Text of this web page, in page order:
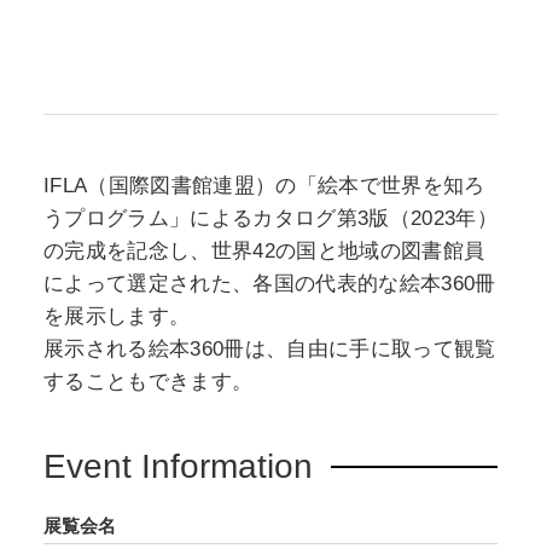
IFLA（国際図書館連盟）の「絵本で世界を知ろ
うプログラム」によるカタログ第3版（2023年）
の完成を記念し、世界42の国と地域の図書館員
によって選定された、各国の代表的な絵本360冊
を展示します。
展示される絵本360冊は、自由に手に取って観覧
することもできます。
Event Information
展覧会名